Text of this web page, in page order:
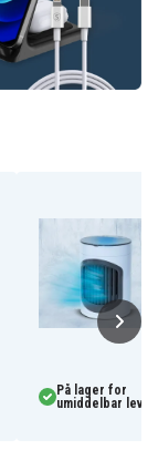
På lager for
umiddelbar